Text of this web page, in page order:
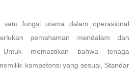
satu fungsi utama dalam operasional
pemahaman mendalam dan
Untuk memastikan bahwa tenaga
kompetensi yang sesuai, Standar